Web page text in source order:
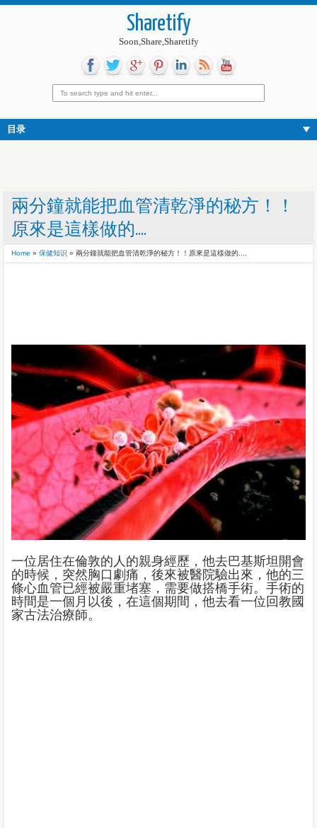
Sharetify
Soon,Share,Sharetify
目录
兩分鐘就能把血管清乾淨的秘方！！
原來是這樣做的....
Home » 保健知识 » 兩分鐘就能把血管清乾淨的秘方！！原來是這樣做的....
一位居住在倫敦的人的親身經歷，他去巴基斯坦開會
的時候，突然胸口劇痛，後來被醫院驗出來，他的三
條心血管已經被嚴重堵塞，需要做搭橋手術。手術的
時間是一個月以後，在這個期間，他去看一位回教國
家古法治療師。